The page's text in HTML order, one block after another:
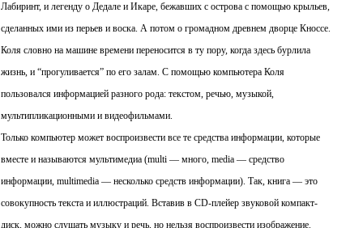
Лабиринт, и легенду о Дедале и Икаре, бежавших с острова с помощью крыльев,
сделанных ими из перьев и воска. А потом о громадном древнем дворце Кноссе.
Коля словно на машине времени переносится в ту пору, когда здесь бурлила
жизнь, и “прогуливается” по его залам. С помощью компьютера Коля
пользовался информацией разного рода: текстом, речью, музыкой,
мультипликационными и видеофильмами.
Только компьютер может воспроизвести все те средства информации, которые
вместе и называются мультимедиа (multi — много, media — средство
информации, multimedia — несколько средств информации). Так, книга — это
совокупность текста и иллюстраций. Вставив в CD-плейер звуковой компакт-
диск, можно слушать музыку и речь, но нельзя воспроизвести изображение.